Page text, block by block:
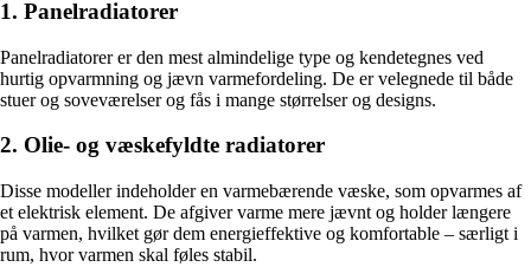
1. Panelradiatorer
Panelradiatorer er den mest almindelige type og kendetegnes ved
hurtig opvarmning og jævn varmefordeling. De er velegnede til både
stuer og soveværelser og fås i mange størrelser og designs.
2. Olie- og væskefyldte radiatorer
Disse modeller indeholder en varmebærende væske, som opvarmes af
et elektrisk element. De afgiver varme mere jævnt og holder længere
på varmen, hvilket gør dem energieffektive og komfortable – særligt i
rum, hvor varmen skal føles stabil.